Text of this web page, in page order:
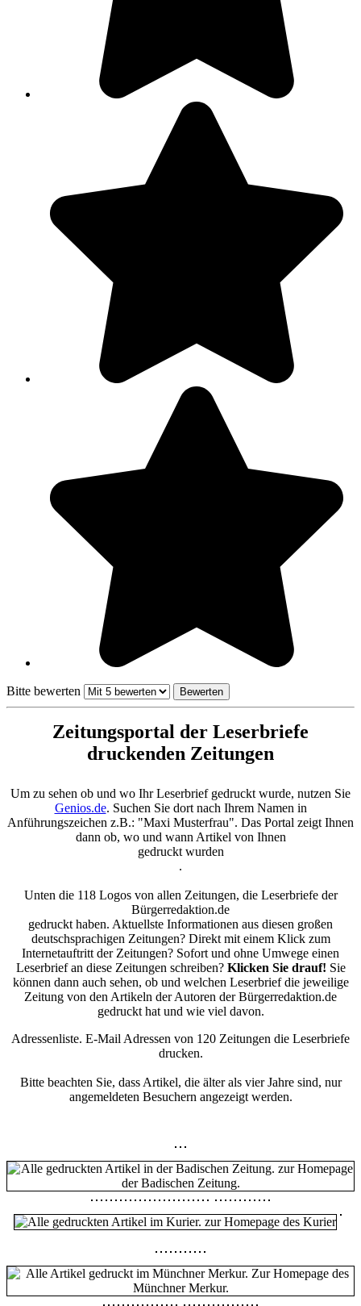
Bitte bewerten
Zeitungsportal der Leserbriefe
druckenden Zeitungen
Um zu sehen ob und wo Ihr Leserbrief gedruckt wurde, nutzen Sie
Genios.de. Suchen Sie dort nach Ihrem Namen in
Anführungszeichen z.B.: "Maxi Musterfrau". Das Portal zeigt Ihnen
dann ob, wo und wann Artikel von Ihnen
gedruckt wurden
.
Unten die 118 Logos von allen Zeitungen, die Leserbriefe der
Bürgerredaktion.de
gedruckt haben. Aktuellste Informationen aus diesen großen
deutschsprachigen Zeitungen? Direkt mit einem Klick zum
Internetauftritt der Zeitungen? Sofort und ohne Umwege einen
Leserbrief an diese Zeitungen schreiben? Klicken Sie drauf! Sie
können dann auch sehen, ob und welchen Leserbrief die jeweilige
Zeitung von den Artikeln der Autoren der Bürgerredaktion.de
gedruckt hat und wie viel davon.
Adressenliste. E-Mail Adressen von 120 Zeitungen die Leserbriefe
drucken.
Bitte beachten Sie, dass Artikel, die älter als vier Jahre sind, nur
angemeldeten Besuchern angezeigt werden.